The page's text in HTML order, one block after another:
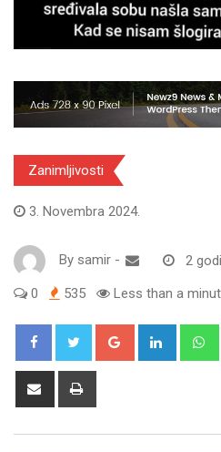
Zanimljivosti
3. Novembra 2024.
By samir - 2
0 535 Less than a
Google+ LinkedIn
Share